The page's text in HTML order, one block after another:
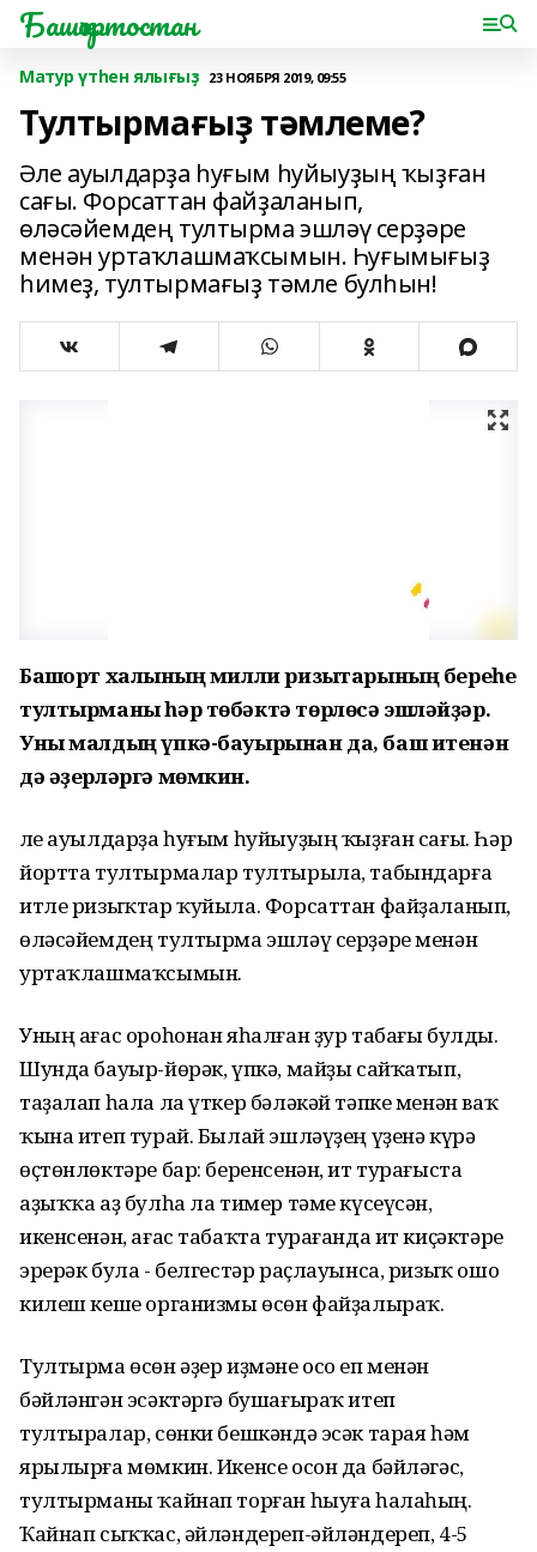
Башҡортостан
Матур үтһен ялығыҙ 23 НОЯБРЯ 2019, 09:55
Тултырмағыҙ тәмлеме?
Әле ауылдарҙа һуғым һуйыуҙың ҡыҙған
сағы. Форсаттан файҙаланып,
өләсәйемдең тултырма эшләү серҙәре
менән уртаҡлашмаҡсымын. Һуғымығыҙ
һимеҙ, тултырмағыҙ тәмле булһын!
Башҡорт халҡының милли ризыҡтарының береһе
тултырманы һәр төбәктә төрлөсә эшләйҙәр.
Уны малдың үпкә-бауырынан да, баш итенән
дә әҙерләргә мөмкин.
Әле ауылдарҙа һуғым һуйыуҙың ҡыҙған сағы. Һәр
йортта тултырмалар тултырыла, табындарға
итле ризыҡтар ҡуйыла. Форсаттан файҙаланып,
өләсәйемдең тултырма эшләү серҙәре менән
уртаҡлашмаҡсымын.
Уның ағас ороһонан яһалған ҙур табағы булды.
Шунда бауыр-йөрәк, үпкә, майҙы сайҡатып,
таҙалап һала ла үткер бәләкәй тәпке менән ваҡ
ҡына итеп турай. Былай эшләүҙең үҙенә күрә
өҫтөнлөктәре бар: беренсенән, ит турағыста
аҙыҡҡа аҙ булһа ла тимер тәме күсеүсән,
икенсенән, ағас табаҡта турағанда ит киҫәктәре
эрерәк була - белгестәр раҫлауынса, ризыҡ ошо
килеш кеше организмы өсөн файҙалыраҡ.
Тултырма өсөн әҙер иҙмәне осо еп менән
бәйләнгән эсәктәргә бушағыраҡ итеп
тултыралар, сөнки бешкәндә эсәк тарая һәм
ярылырға мөмкин. Икенсе осон да бәйләгәс,
тултырманы ҡайнап торған һыуға һалаһың.
Ҡайнап сыҡҡас, әйләндереп-әйләндереп, 4-5